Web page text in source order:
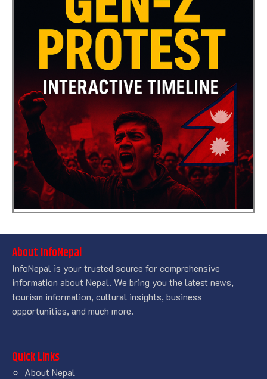
About InfoNepal
InfoNepal is your trusted source for comprehensive
information about Nepal. We bring you the latest news,
tourism information, cultural insights, business
opportunities, and much more.
Quick Links
About Nepal